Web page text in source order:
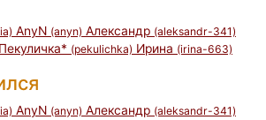
AnyN (anyn) Александр (aleksandr-341)
(pekulichka) Ирина (irina-663)
AnyN (anyn) Александр (aleksandr-341)